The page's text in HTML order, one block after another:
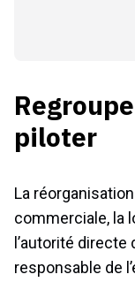
piloter
La
commerciale, la
l’autorité
responsable de